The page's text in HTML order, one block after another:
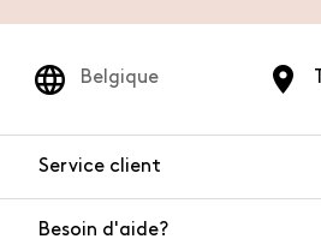
Belgique
Service client
Besoin d'aide?